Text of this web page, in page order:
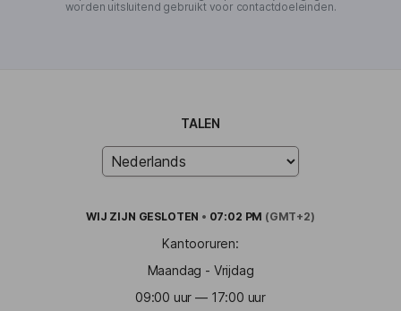
worden uitsluitend gebruikt voor contactdoeleinden.
TALEN
WIJ ZIJN GESLOTEN • 07:02 PM (GMT+2)
Kantooruren:
Maandag - Vrijdag
09:00 uur — 17:00 uur